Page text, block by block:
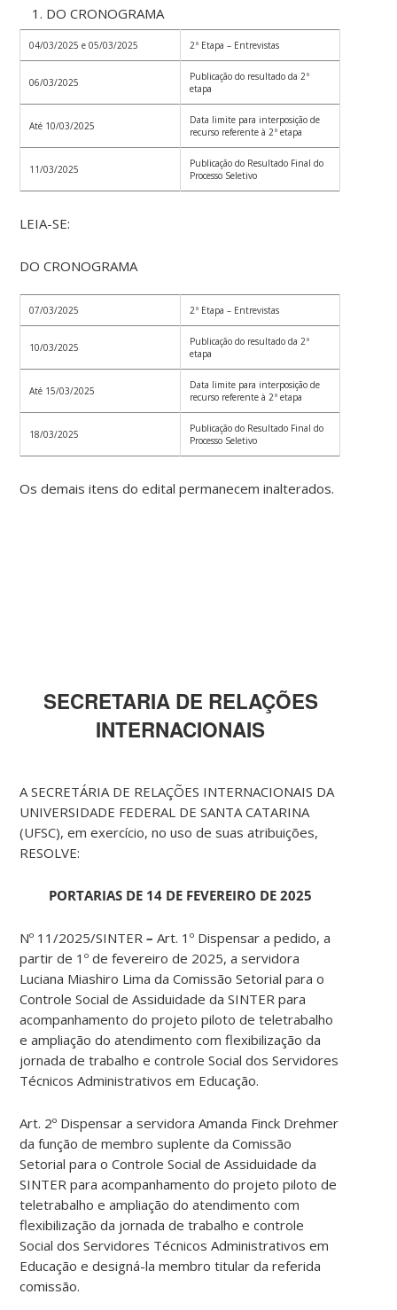
DO CRONOGRAMA
04/03/2025 e 05/03/2025 2ª Etapa – Entrevistas
06/03/2025
Publicação do resultado da 2ª
etapa
Até 10/03/2025
Data limite para interposição de
recurso referente à 2ª etapa
11/03/2025
Publicação do Resultado Final do
Processo Seletivo
LEIA-SE:
DO CRONOGRAMA
07/03/2025 2ª Etapa – Entrevistas
10/03/2025
Publicação do resultado da 2ª
etapa
Até 15/03/2025
Data limite para interposição de
recurso referente à 2ª etapa
18/03/2025
Publicação do Resultado Final do
Processo Seletivo
Os demais itens do edital permanecem inalterados.
SECRETARIA DE RELAÇÕES
INTERNACIONAIS
A SECRETÁRIA DE RELAÇÕES INTERNACIONAIS DA
UNIVERSIDADE FEDERAL DE SANTA CATARINA
(UFSC), em exercício, no uso de suas atribuições,
RESOLVE:
PORTARIAS DE 14 DE FEVEREIRO DE 2025
Nº 11/2025/SINTER –Art. 1º Dispensar a pedido, a
partir de 1º de fevereiro de 2025, a servidora
Luciana Miashiro Lima da Comissão Setorial para o
Controle Social de Assiduidade da SINTER para
acompanhamento do projeto piloto de teletrabalho
e ampliação do atendimento com flexibilização da
jornada de trabalho e controle Social dos Servidores
Técnicos Administrativos em Educação.
Art. 2º Dispensar a servidora Amanda Finck Drehmer
da função de membro suplente da Comissão
Setorial para o Controle Social de Assiduidade da
SINTER para acompanhamento do projeto piloto de
teletrabalho e ampliação do atendimento com
flexibilização da jornada de trabalho e controle
Social dos Servidores Técnicos Administrativos em
Educação e designá-la membro titular da referida
comissão.